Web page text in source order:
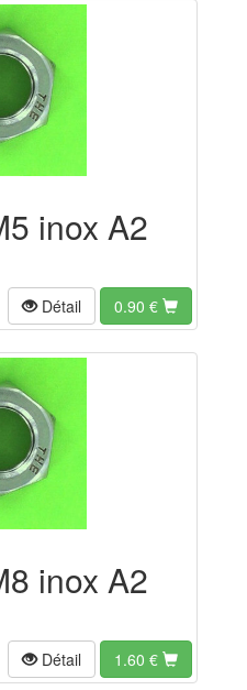
inox A2
Détail 0.90 €
inox A2
Détail 1.60 €